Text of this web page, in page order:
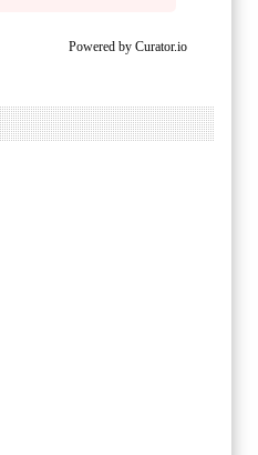
Powered by Curator.io